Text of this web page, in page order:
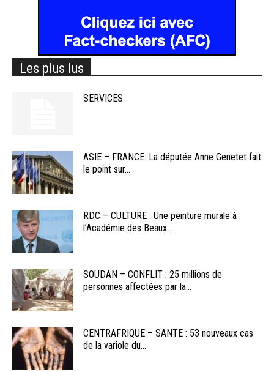
Les plus lus
SERVICES
ASIE – FRANCE: La députée Anne Genetet fait
le point sur...
RDC – CULTURE : Une peinture murale à
l’Académie des Beaux...
SOUDAN – CONFLIT : 25 millions de
personnes affectées par la...
CENTRAFRIQUE – SANTE : 53 nouveaux cas
de la variole du...